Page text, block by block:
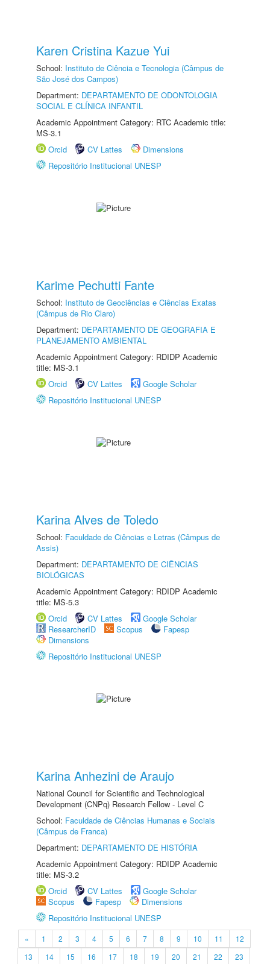
Karen Cristina Kazue Yui
School: Instituto de Ciência e Tecnologia (Câmpus de
São José dos Campos)
Department: DEPARTAMENTO DE ODONTOLOGIA
SOCIAL E CLÍNICA INFANTIL
Academic Appointment Category: RTC Academic title:
MS-3.1
Orcid
CV Lattes
Dimensions
Repositório Institucional UNESP
Karime Pechutti Fante
School: Instituto de Geociências e Ciências Exatas
(Câmpus de Rio Claro)
Department: DEPARTAMENTO DE GEOGRAFIA E
PLANEJAMENTO AMBIENTAL
Academic Appointment Category: RDIDP Academic
title: MS-3.1
Orcid
CV Lattes
Google Scholar
Repositório Institucional UNESP
Karina Alves de Toledo
School: Faculdade de Ciências e Letras (Câmpus de
Assis)
Department: DEPARTAMENTO DE CIÊNCIAS
BIOLÓGICAS
Academic Appointment Category: RDIDP Academic
title: MS-5.3
Orcid
CV Lattes
Google Scholar
ResearcherID
Scopus
Fapesp
Dimensions
Repositório Institucional UNESP
Karina Anhezini de Araujo
National Council for Scientific and Technological
Development (CNPq) Research Fellow - Level C
School: Faculdade de Ciências Humanas e Sociais
(Câmpus de Franca)
Department: DEPARTAMENTO DE HISTÓRIA
Academic Appointment Category: RDIDP Academic
title: MS-3.2
Orcid
CV Lattes
Google Scholar
Scopus
Fapesp
Dimensions
Repositório Institucional UNESP
« 1 2 3 4 5 6 7 8 9 10 11
12
13
14 15 16 17 18 19 20 21 22
23